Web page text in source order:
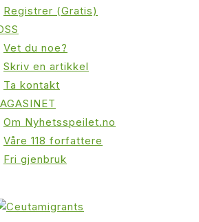
Registrer (Gratis)
Vet du noe?
Skriv en artikkel
Ta kontakt
Om Nyhetsspeilet.no
Våre 118 forfattere
Fri gjenbruk